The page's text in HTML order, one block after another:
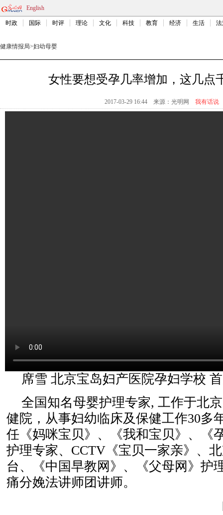
English
时政 国际 时评 理论 文化 科技 教育 经济 生活
健康情报局>妇幼母婴
女性要想受孕几率增加，这几点
2017-03-29 16:44 来源：光明网 我有话说
席雪 北京宝岛妇产医院孕妇学校
全国知名母婴护理专家, 工作于北
健院，从事妇幼临床及保健工作30多
任《妈咪宝贝》、《我和宝贝》、《
护理专家、CCTV《宝贝一家亲》、
台、《中国早教网》、《父母网》护
痛分娩法讲师团讲师。